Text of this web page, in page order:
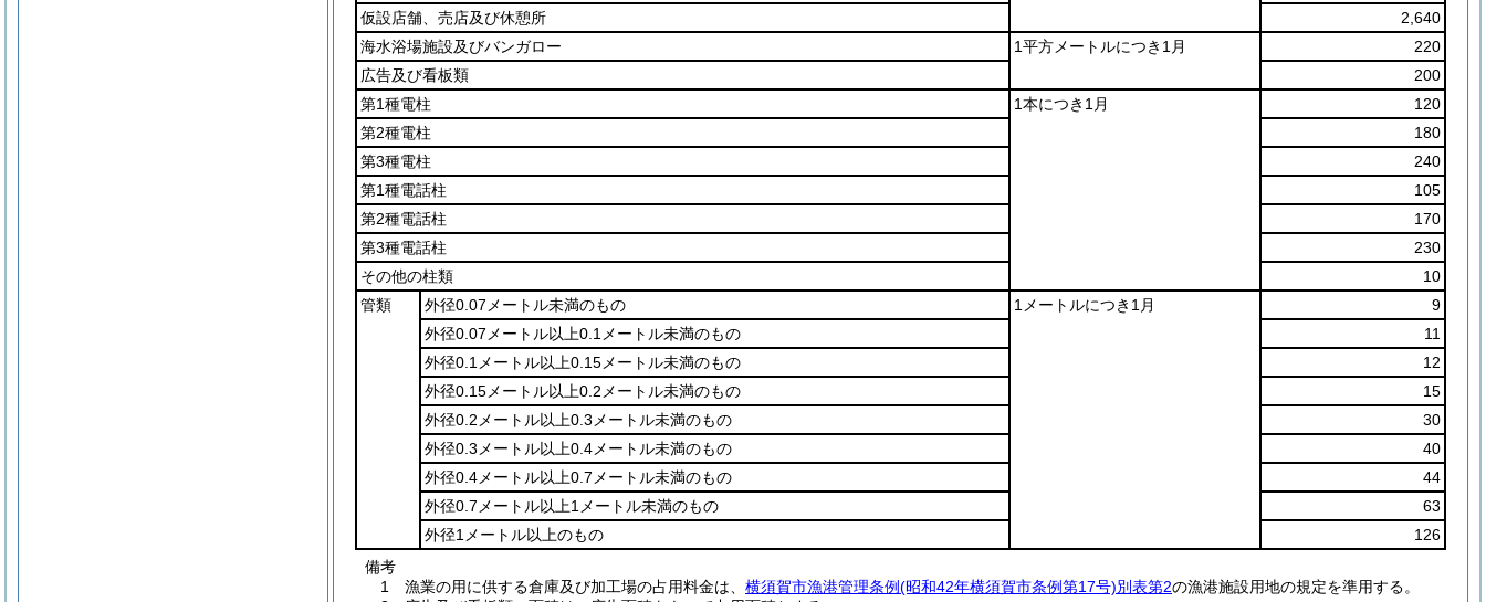
仮設店舗、売店及び休憩所
2,640
海水浴場施設及びバンガロー
1平方メートルにつき1月
220
広告及び看板類
200
第1種電柱
1本につき1月
120
第2種電柱
180
第3種電柱
240
第1種電話柱
105
第2種電話柱
170
第3種電話柱
230
その他の柱類
10
管類
外径0.07メートル未満のもの 1メートルにつき1月
9
外径0.07メートル以上0.1メートル未満のもの
11
外径0.1メートル以上0.15メートル未満のもの
12
外径0.15メートル以上0.2メートル未満のもの
15
外径0.2メートル以上0.3メートル未満のもの
30
外径0.3メートル以上0.4メートル未満のもの
40
外径0.4メートル以上0.7メートル未満のもの
44
外径0.7メートル以上1メートル未満のもの
63
外径1メートル以上のもの
126
備考
1 漁業の用に供する倉庫及び加工場の占用料金は、 横須賀市漁港管理条例(昭和42年横須賀市条例第17号)別表第2の漁港施設用地の規定を準用する。